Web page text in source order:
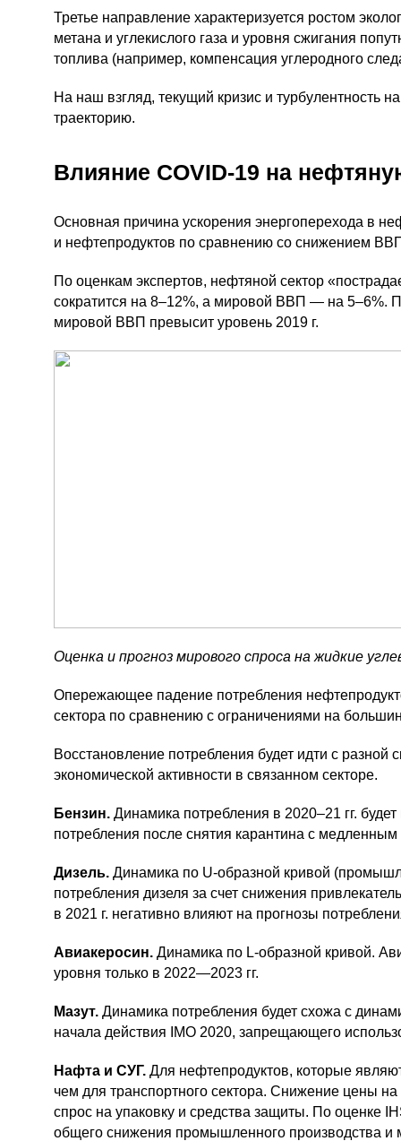
Третье направление характеризуется ростом
метана и углекислого газа и уровня сжигания
топлива (например, компенсация углеродного
На наш взгляд, текущий кризис и турбулентность
траекторию.
Влияние COVID-19 на
Основная причина ускорения энергоперехода в
и нефтепродуктов по сравнению со снижением
По оценкам экспертов, нефтяной сектор
сократится на 8–12%, а мировой ВВП — на 5–6%.
мировой ВВП превысит уровень 2019 г.
Оценка и прогноз мирового спроса на жидкие
Опережающее падение потребления
сектора по сравнению с ограничениями на
Восстановление потребления будет идти с
экономической активности в связанном секторе.
Бензин. Динамика потребления в 2020–21 гг. будет
потребления после снятия карантина с
Дизель. Динамика по U-образной кривой
потребления дизеля за счет снижения
в 2021 г. негативно влияют на прогнозы
Авиакеросин. Динамика по L-образной кривой.
уровня только в 2022—2023 гг.
Мазут. Динамика потребления будет схожа с
начала действия IMO 2020, запрещающего
Нафта и СУГ. Для нефтепродуктов, которые
чем для транспортного сектора. Снижение цены
спрос на упаковку и средства защиты. По оценке
общего снижения промышленного производства и